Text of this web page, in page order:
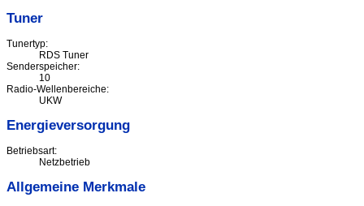
Tuner
Tunertyp:
RDS Tuner
Senderspeicher:
10
Radio-Wellenbereiche:
UKW
Energieversorgung
Betriebsart:
Netzbetrieb
Allgemeine Merkmale